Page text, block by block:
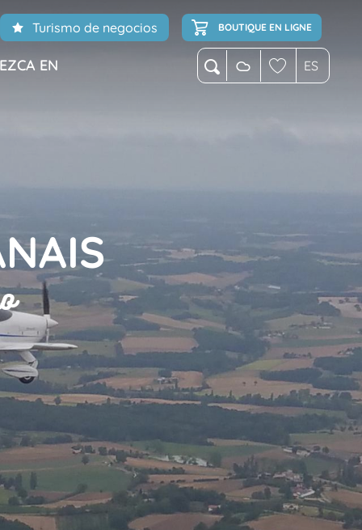
Buscar ES
Turismo de negocios BOUTIQUE EN LIGNE
EN